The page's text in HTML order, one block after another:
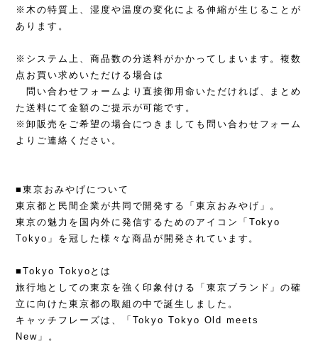
※木の特質上、湿度や温度の変化による伸縮が生じることが
あります。
※システム上、商品数の分送料がかかってしまいます。複数
点お買い求めいただける場合は
問い合わせフォームより直接御用命いただければ、まとめ
た送料にて金額のご提示が可能です。
※卸販売をご希望の場合につきましても問い合わせフォーム
よりご連絡ください。
■東京おみやげについて
東京都と民間企業が共同で開発する「東京おみやげ」。
東京の魅力を国内外に発信するためのアイコン「Tokyo
Tokyo」を冠した様々な商品が開発されています。
■Tokyo Tokyoとは
旅行地としての東京を強く印象付ける「東京ブランド」の確
立に向けた東京都の取組の中で誕生しました。
キャッチフレーズは、「Tokyo Tokyo Old meets
New」。